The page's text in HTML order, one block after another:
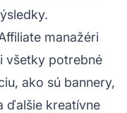
manažéri
všetky potrebné
ako sú bannery,
ďalšie kreatívne